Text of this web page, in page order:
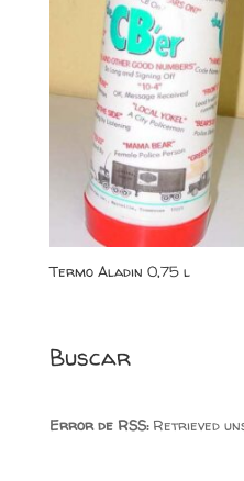
Termo Aladin 0,75 l
Buscar
Error de RSS:Retrieved